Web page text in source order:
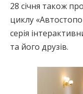
28 січня також
циклу
серія
та його друзів.